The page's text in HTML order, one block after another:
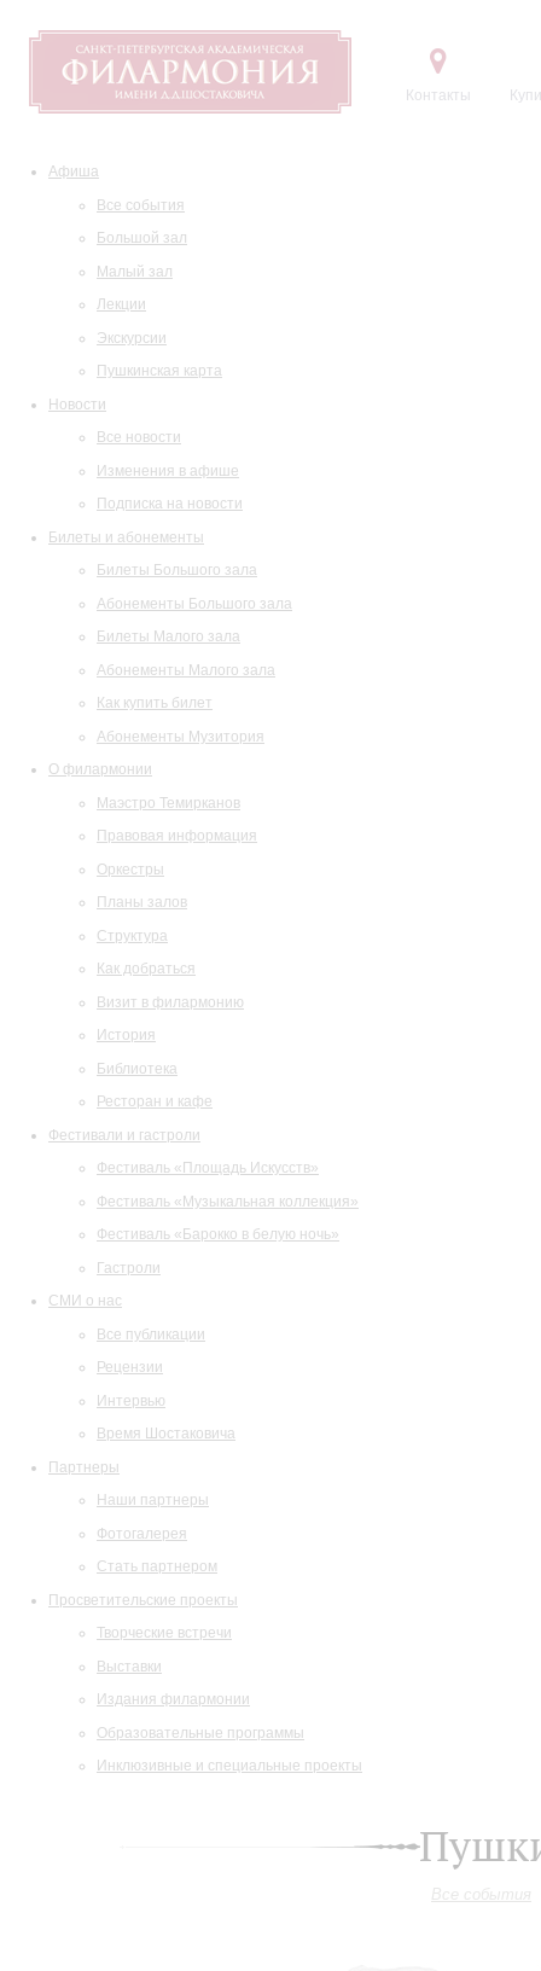
Контакты
Афиша
Все события
Большой зал
Малый зал
Лекции
Экскурсии
Пушкинская карта
Новости
Все новости
Изменения в афише
Подписка на новости
Билеты и абонементы
Билеты Большого зала
Абонементы Большого зала
Билеты Малого зала
Абонементы Малого зала
Как купить билет
Абонементы Музитория
О филармонии
Маэстро Темирканов
Правовая информация
Оркестры
Планы залов
Структура
Как добраться
Визит в филармонию
История
Библиотека
Ресторан и кафе
Фестивали и гастроли
Фестиваль «Площадь Искусств»
Фестиваль «Музыкальная коллекция»
Фестиваль «Барокко в белую ночь»
Гастроли
СМИ о нас
Все публикации
Рецензии
Интервью
Время Шостаковича
Партнеры
Наши партнеры
Фотогалерея
Стать партнером
Просветительские проекты
Творческие встречи
Выставки
Издания филармонии
Образовательные программы
Инклюзивные и специальные проекты
Все события